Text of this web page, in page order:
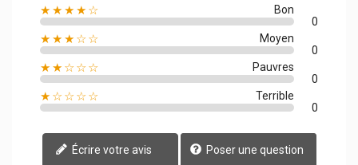
★★★★☆
Bon
0
★★★☆☆
Moyen
0
★★☆☆☆
Pauvres
0
★☆☆☆☆
Terrible
0
Écrire votre avis Poser une question